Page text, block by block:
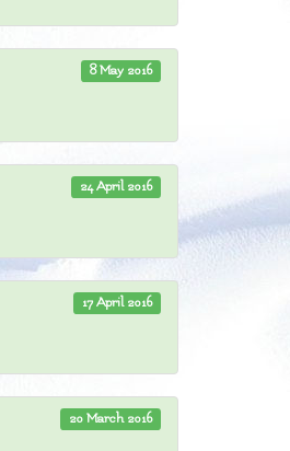
8 May 2016
24 April 2016
17 April 2016
20 March 2016